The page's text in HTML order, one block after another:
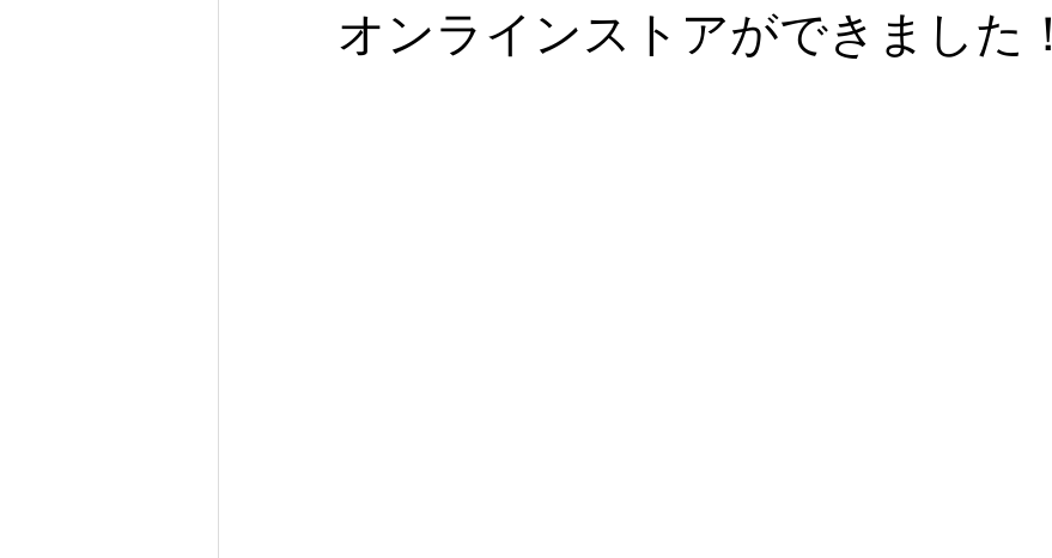
オンラインストアができました！